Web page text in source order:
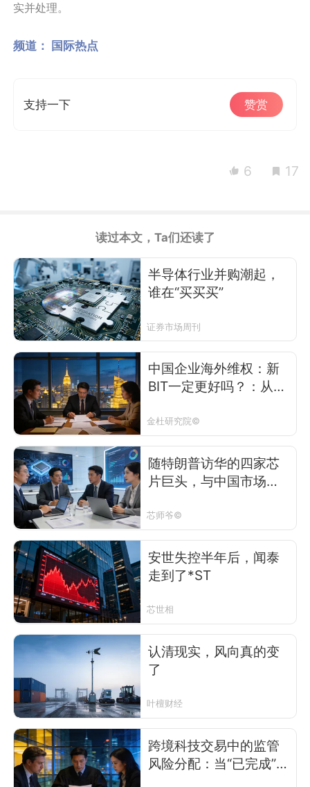
实并处理。
频道： 国际热点
支持一下 赞赏
6 17
读过本文，Ta们还读了
半导体行业并购潮起，
谁在“买买买”
证券市场周刊
中国企业海外维权：新
BIT一定更好吗？：从新
定对比，看出海企业的
条约路径选择
金杜研究院©
随特朗普访华的四家芯
片巨头，与中国市场的
芯师爷©
安世失控半年后，闻泰
走到了*ST
芯世相
认清现实，风向真的变
了
叶檀财经
跨境科技交易中的监管
风险分配：当“已完成”不